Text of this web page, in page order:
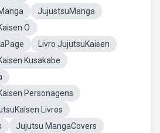
JujustsuManga
O
Livro JujutsuKaisen
Kusakabe
Personagens
Livros
Jujutsu MangaCovers